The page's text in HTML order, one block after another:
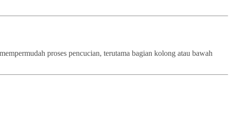
proses pencucian, terutama bagian kolong atau bawah